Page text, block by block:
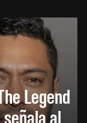
Legend
al